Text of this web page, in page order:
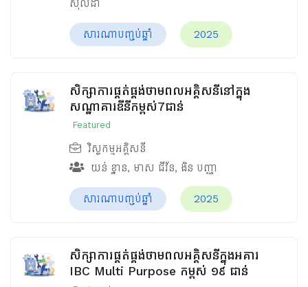
សុលីដា
សារណាបញ្ចប់ឆ្នាំ 2025
សិក្សាការផ្គត់ផ្គង់ថាមពលអគ្គិសនីនៅក្នុង
សណ្ឋាគារឌីនីកម្ពស់7ជាន់
Featured
វិស្វកម្មអគ្គិសនី
យន់ ខ្នាន, មាស ជីវ័ន, ងិន បញ្ញា
សារណាបញ្ចប់ឆ្នាំ 2025
សិក្សាការផ្គត់ផ្គង់ថាមពលអគ្គិសនីក្នុងអគារ
IBC Multi Purpose កម្ពស់ ១៩ ជាន់